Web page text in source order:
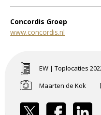
Concordis Groep
www.concordis.nl
EW | Toplocaties
Maarten de Kok